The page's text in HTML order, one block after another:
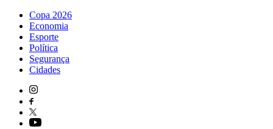
Copa 2026
Economia
Esporte
Política
Segurança
Cidades